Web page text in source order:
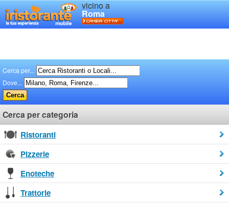
vicino a
Roma
Cerca per...
Dove...
Cerca per categoria
Ristoranti
Pizzerie
Enoteche
Trattorie